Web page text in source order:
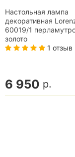
Настольная лампа
декоративная
60019/1
золото
1 отзыв
6 950 р.